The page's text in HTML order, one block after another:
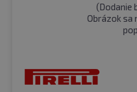
(Dodanie
Obrázok sa